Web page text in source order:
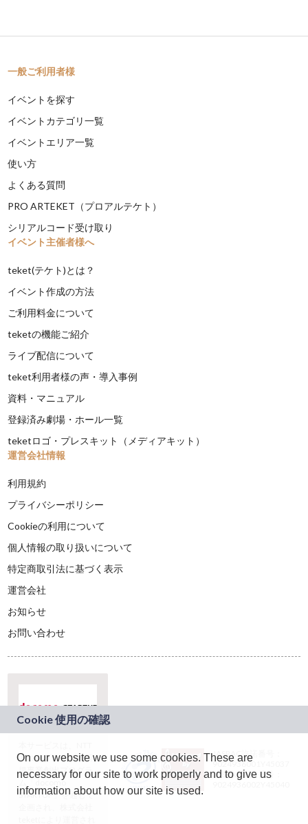
一般ご利用者様
イベントを探す
イベントカテゴリ一覧
イベントエリア一覧
使い方
よくある質問
PRO ARTEKET（プロアルテケト）
シリアルコード受け取り
イベント主催者様へ
teket(テケト)とは？
イベント作成の方法
ご利用料金について
teketの機能ご紹介
ライブ配信について
teket利用者様の声・導入事例
資料・マニュアル
登録済み劇場・ホール一覧
teketロゴ・プレスキット（メディアキット）
運営会社情報
利用規約
プライバシーポリシー
Cookieの利用について
個人情報の取り扱いについて
特定商取引法に基づく表示
運営会社
お知らせ
お問い合わせ
ドコモグループの新
規事業創出プログラ
ム「docomo
STARTUP」を通じて
JASRAC許諾番号：
9024936001Y45037
JASRAC許諾番号：
On our website we use some cookies. These are
necessary for our site to work properly and to give us
information about how our site is used.